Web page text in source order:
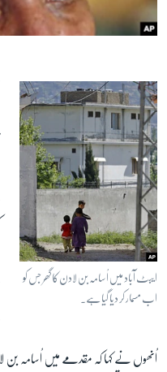
صحت
دلچسپ و عجیب
ویڈیوز
آڈیو
اسپیشل کوریج
اداریہ
Learning English
ایبٹ آباد میں اُسامہ بن لادن کا گھر جس کو
اب مسمار کر دیا گیا ہے۔
اُنھوں نے کہا کہ مقدمے میں اُسامہ بن